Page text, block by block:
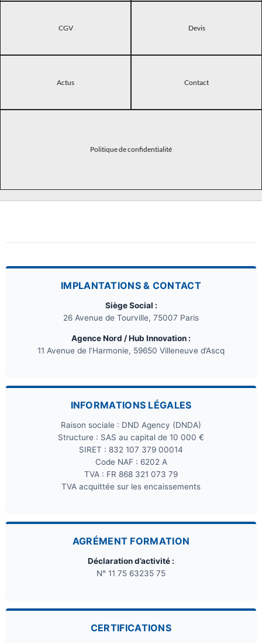
CGV Devis
Actus Contact
Politique de confidentialité
IMPLANTATIONS & CONTACT
Siège Social :
26 Avenue de Tourville, 75007 Paris
Agence Nord / Hub Innovation :
11 Avenue de l’Harmonie, 59650 Villeneuve d’Ascq
INFORMATIONS LÉGALES
Raison sociale : DND Agency (DNDA)
Structure : SAS au capital de 10 000 €
SIRET : 832 107 379 00014
Code NAF : 6202 A
TVA : FR 868 321 073 79
TVA acquittée sur les encaissements
AGRÉMENT FORMATION
Déclaration d’activité :
N° 11 75 63235 75
CERTIFICATIONS